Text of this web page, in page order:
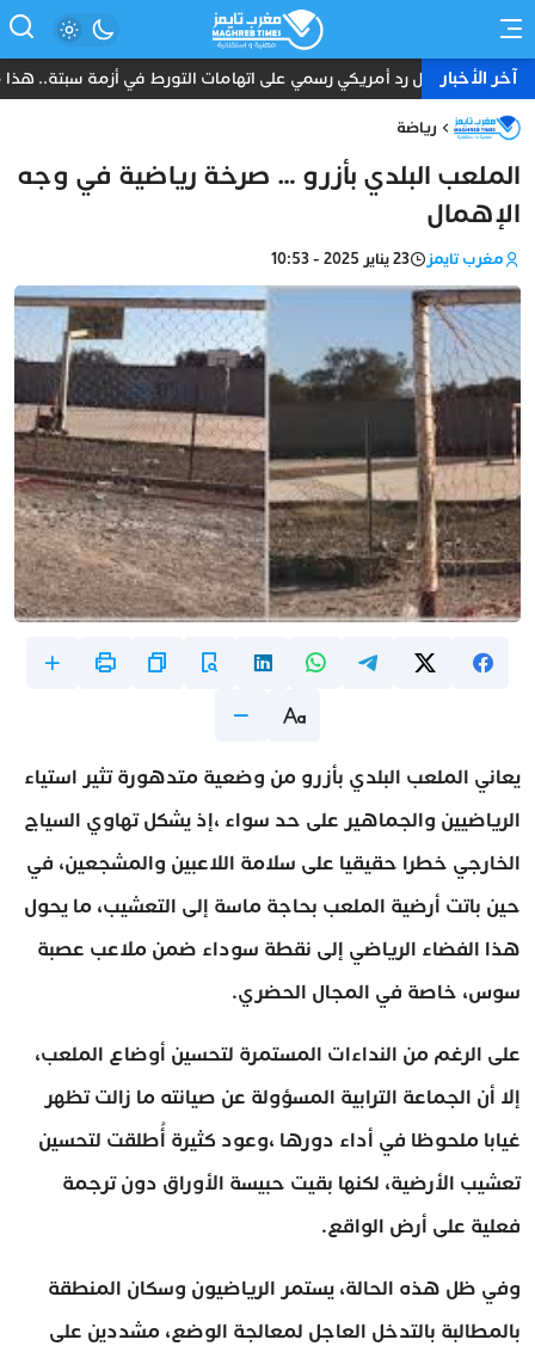
آخر الأخبارأول رد أمريكي رسمي على اتهامات التورط في أزمة سبتة.. هذا ما
رياضة
الملعب البلدي بأزرو … صرخة رياضية في وجه
الإهمال
مغرب تايمز 23 يناير 2025 - 10:53
يعاني الملعب البلدي بأزرو من وضعية متدهورة تثير استياء
الرياضيين والجماهير على حد سواء ،إذ يشكل تهاوي السياج
الخارجي خطرا حقيقيا على سلامة اللاعبين والمشجعين، في
حين باتت أرضية الملعب بحاجة ماسة إلى التعشيب، ما يحول
هذا الفضاء الرياضي إلى نقطة سوداء ضمن ملاعب عصبة
سوس، خاصة في المجال الحضري.
على الرغم من النداءات المستمرة لتحسين أوضاع الملعب،
إلا أن الجماعة الترابية المسؤولة عن صيانته ما زالت تظهر
غيابا ملحوظا في أداء دورها ،وعود كثيرة أُطلقت لتحسين
تعشيب الأرضية، لكنها بقيت حبيسة الأوراق دون ترجمة
فعلية على أرض الواقع.
وفي ظل هذه الحالة، يستمر الرياضيون وسكان المنطقة
بالمطالبة بالتدخل العاجل لمعالجة الوضع، مشددين على